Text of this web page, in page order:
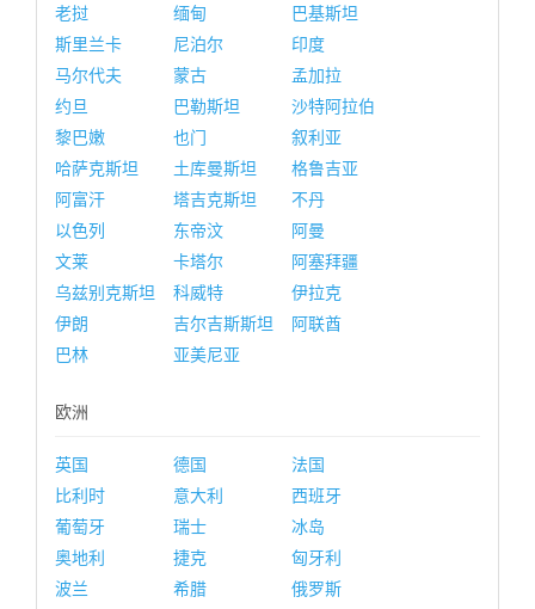
老挝
缅甸
巴基斯坦
斯里兰卡
尼泊尔
印度
马尔代夫
蒙古
孟加拉
约旦
巴勒斯坦
沙特阿拉伯
黎巴嫩
也门
叙利亚
哈萨克斯坦
土库曼斯坦
格鲁吉亚
阿富汗
塔吉克斯坦
不丹
以色列
东帝汶
阿曼
文莱
卡塔尔
阿塞拜疆
乌兹别克斯坦
科威特
伊拉克
伊朗
吉尔吉斯斯坦
阿联酋
巴林
亚美尼亚
欧洲
英国 德国
法国
比利时
意大利
西班牙
葡萄牙
瑞士
冰岛
奥地利
捷克
匈牙利
波兰
希腊
俄罗斯